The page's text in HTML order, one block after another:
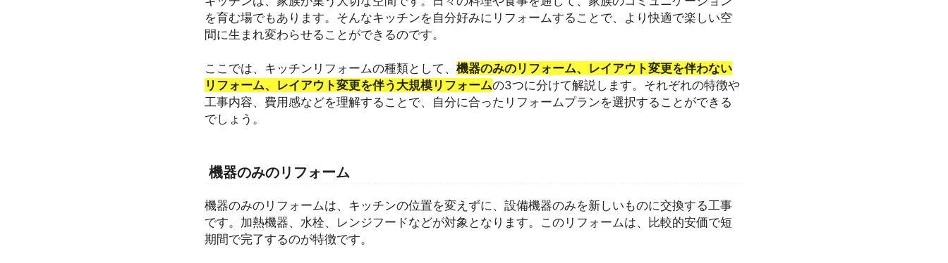
を育む場でもあります。そんなキッチンを自分好みにリフォームすることで、より快適で楽しい空
間に生まれ変わらせることができるのです。
ここでは、キッチンリフォームの種類として、 機器のみのリフォーム、レイアウト変更を伴わない
リフォーム、レイアウト変更を伴う大規模リフォームの3つに分けて解説します。それぞれの特徴や
工事内容、費用感などを理解することで、自分に合ったリフォームプランを選択することができる
でしょう。
機器のみのリフォーム
機器のみのリフォームは、キッチンの位置を変えずに、設備機器のみを新しいものに交換する工事
です。加熱機器、水栓、レンジフードなどが対象となります。このリフォームは、比較的安価で短
期間で完了するのが特徴です。